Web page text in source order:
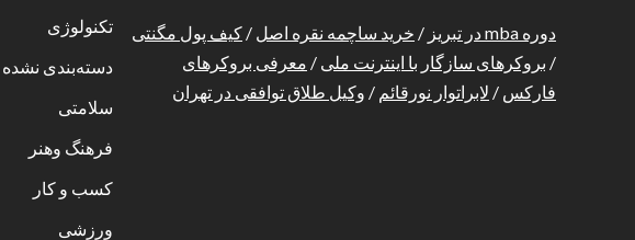
تکنولوژی
دسته‌بندی نشده
سلامتی
فرهنگ وهنر
کسب و کار
ورزشی
دوره mba در تبریز / خرید ساچمه نقره اصل / کیف پول مگنتی
/ بروکرهای سازگار با اینترنت ملی / معرفی بروکرهای
فارکس / لابراتوار نورقائم / وکیل طلاق توافقی در تهران